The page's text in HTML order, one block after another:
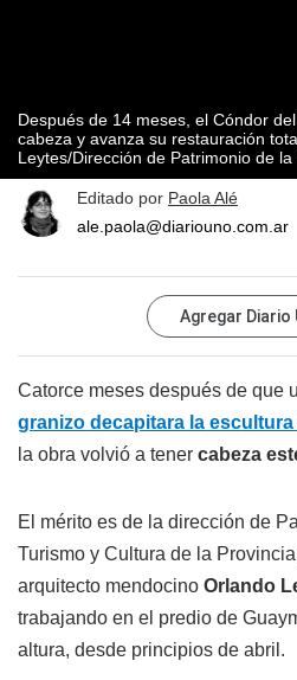
Después de 14 meses, el Cóndor
cabeza y avanza su restauración
Leytes/Dirección de Patrimonio de la
Editado por Paola Alé
ale.paola@diariouno.com.ar
Agregar Diario
Catorce meses después de que
granizo decapitara la
la obra volvió a tener cabeza
El mérito es de la dirección de
Turismo y Cultura de la Provincia
arquitecto mendocino Orlando
trabajando en el predio de
altura, desde principios de abril.